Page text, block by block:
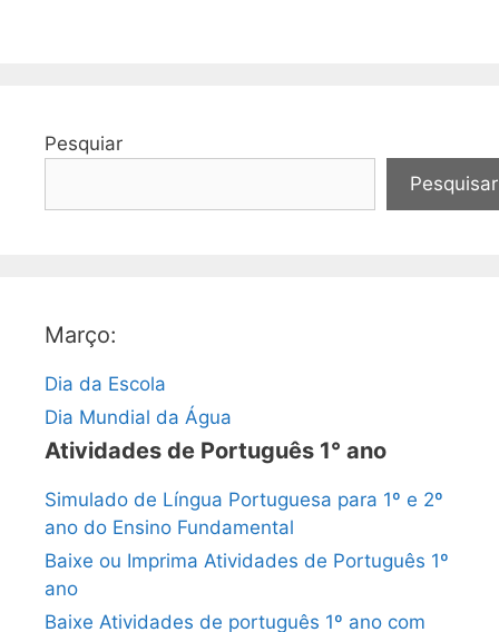
Pesquiar
Pesquisar
Março:
Dia da Escola
Dia Mundial da Água
Atividades de Português 1° ano
Simulado de Língua Portuguesa para 1º e 2º
ano do Ensino Fundamental
Baixe ou Imprima Atividades de Português 1º
ano
Baixe Atividades de português 1º ano com